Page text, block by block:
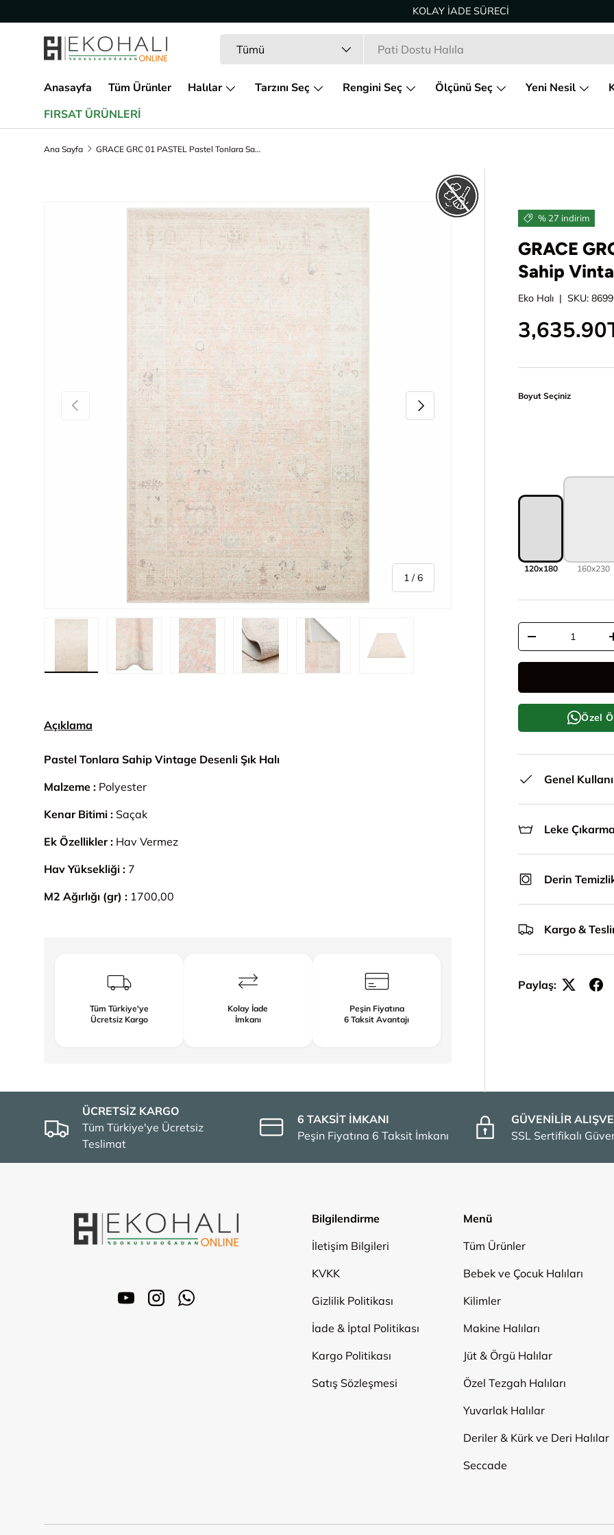
İçeriğe geç
KOLAY İADE SÜRECİ
Tümü
Anasayfa Tüm Ürünler Halılar Tarzını Seç Rengini Seç Ölçünü Seç Yeni Nesil
FIRSAT ÜRÜNLERİ
Ana Sayfa GRACE GRC 01 PASTEL Pastel Tonlara Sahip Vintage Desenli Şık Halı
Ürün bilgisine geç
Önceki
1 //6
Sonraki
% 27 indirim
GRACE
Sahip
Eko Halı |SKU:
İndirimli
Boyut Seçiniz
120x180 160x230
Adet
Adeti azalt
Özel
Genel
Leke Çıkarma
Derin
Kargo &
Paylaş:
Açıklama
Pastel Tonlara Sahip Vintage Desenli Şık Halı
Malzeme : Polyester
Kenar Bitimi : Saçak
Ek Özellikler : Hav Vermez
Hav Yüksekliği : 7
M2 Ağırlığı (gr) : 1700,00
Tüm Türkiye'ye
Ücretsiz Kargo
Kolay İade
İmkanı
Peşin Fiyatına
6 Taksit Avantajı
ÜCRETSİZ KARGO
Tüm Türkiye'ye Ücretsiz
Teslimat
6 TAKSİT İMKANI
Peşin Fiyatına 6 Taksit İmkanı
GÜVENİLİR
SSL Sertifikalı
YouTubeInstagramWhatsApp
Bilgilendirme
İletişim Bilgileri
KVKK
Gizlilik Politikası
İade & İptal Politikası
Kargo Politikası
Satış Sözleşmesi
Menü
Tüm Ürünler
Bebek ve Çocuk Halıları
Kilimler
Makine Halıları
Jüt & Örgü Halılar
Özel Tezgah Halıları
Yuvarlak Halılar
Deriler & Kürk ve Deri Halılar
Seccade